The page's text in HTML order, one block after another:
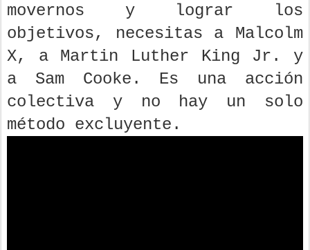
movernos y lograr los
objetivos, necesitas a Malcolm
X, a Martin Luther King Jr. y
a Sam Cooke. Es una acción
colectiva y no hay un solo
método excluyente.